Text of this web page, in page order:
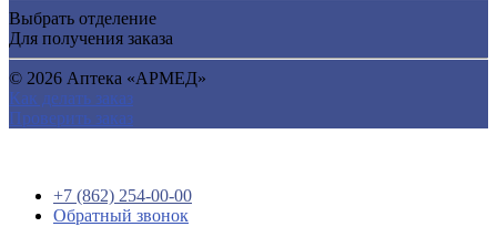
Выбрать отделение
Для получения заказа
© 2026 Аптека «АРМЕД»
Как делать заказ
Проверить заказ
+7 (862) 254-00-00
Обратный звонок